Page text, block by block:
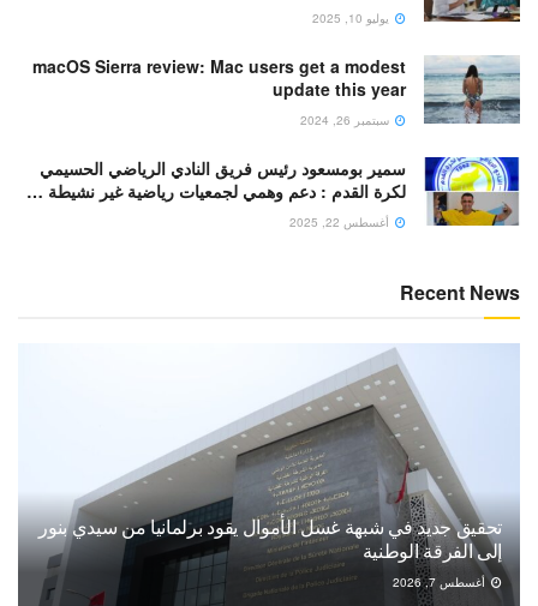
يوليو 10, 2025
macOS Sierra review: Mac users get a modest
update this year
سبتمبر 26, 2024
سمير بومسعود رئيس فريق النادي الرياضي الحسيمي
لكرة القدم : دعم وهمي لجمعيات رياضية غير نشيطة …
أغسطس 22, 2025
Recent News
تحقيق جديد في شبهة غسل الأموال يقود برلمانيا من سيدي بنور
إلى الفرقة الوطنية
أغسطس 7, 2026